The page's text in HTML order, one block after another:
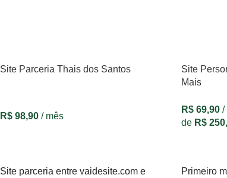
Site Parceria Thais dos Santos
R$98,90 / mês
Site parceria entre vaidesite.com e
Site
Mais
R$ 69,90 /
de R$
Primeiro